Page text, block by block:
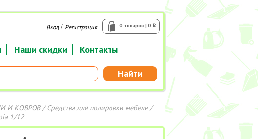
Наши скидки Контакты
Найти
0 товаров | 0 i
Вход/ Регистрация
И КОВРОВ/Средства для полировки мебели/
1/12